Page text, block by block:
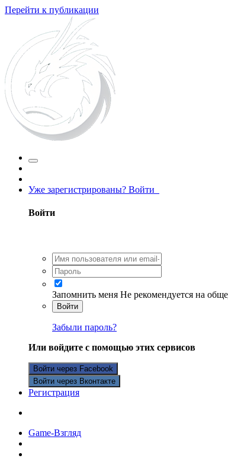
Перейти к публикации
Уже зарегистрированы? Войти
Войти
Запомнить меня Не рекомендуется на
Войти
Забыли пароль?
Или войдите с помощью этих сервисов
Войти через Facebook
Войти через Вконтакте
Регистрация
Game-Взгляд